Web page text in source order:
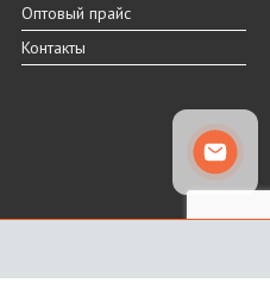
Оптовый прайс
Контакты
характеристики товара могут